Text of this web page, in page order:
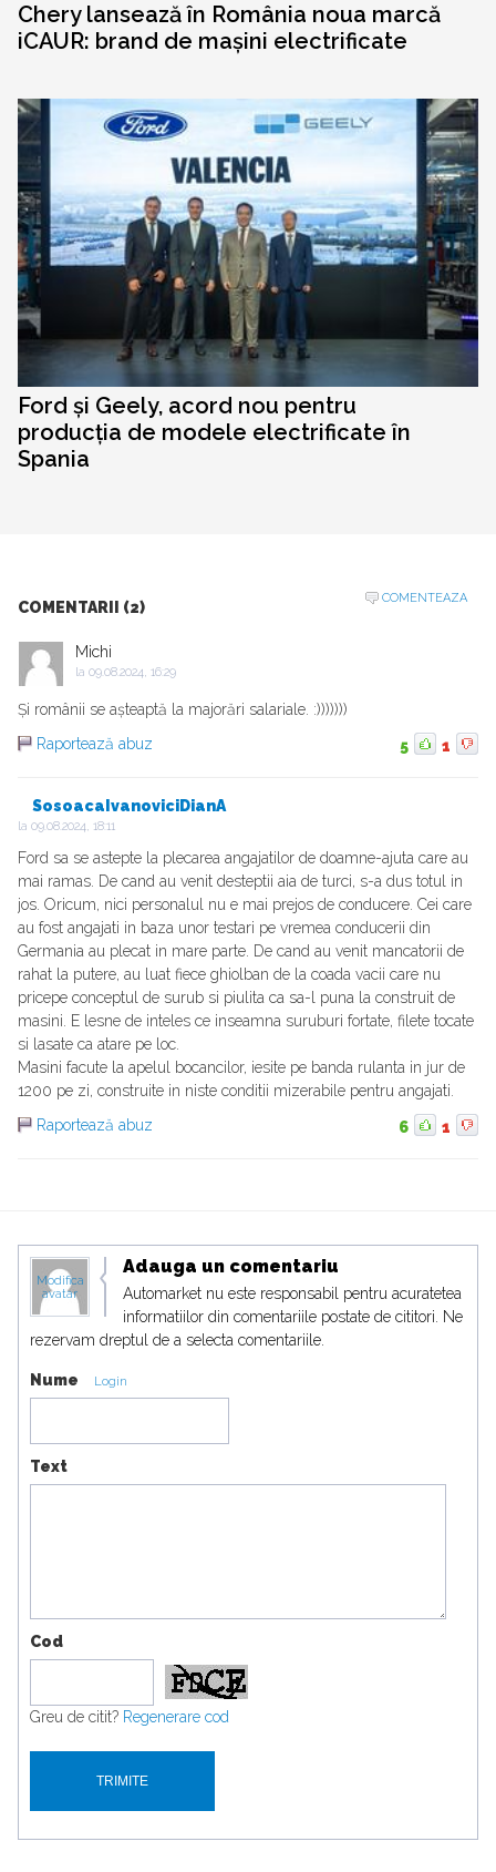
Chery lansează în România noua marcă
iCAUR: brand de mașini electrificate
Ford și Geely, acord nou pentru
producția de modele electrificate în
Spania
COMENTARII (2)
COMENTEAZA
Michi
la 09.08.2024, 16:29
Și românii se așteaptă la majorări salariale. :)))))))
Raportează abuz
5 1
SosoacaIvanoviciDianA
la 09.08.2024, 18:11
Ford sa se astepte la plecarea angajatilor de doamne-ajuta care au
mai ramas. De cand au venit desteptii aia de turci, s-a dus totul in
jos. Oricum, nici personalul nu e mai prejos de conducere. Cei care
au fost angajati in baza unor testari pe vremea conducerii din
Germania au plecat in mare parte. De cand au venit mancatorii de
rahat la putere, au luat fiece ghiolban de la coada vacii care nu
pricepe conceptul de surub si piulita ca sa-l puna la construit de
masini. E lesne de inteles ce inseamna suruburi fortate, filete tocate
si lasate ca atare pe loc.
Masini facute la apelul bocancilor, iesite pe banda rulanta in jur de
1200 pe zi, construite in niste conditii mizerabile pentru angajati.
Raportează abuz
6 1
Modifica
avatar
Adauga un comentariu
Automarket nu este responsabil pentru acuratetea
informatiilor din comentariile postate de cititori. Ne
rezervam dreptul de a selecta comentariile.
Nume Login
Text
Cod
Greu de citit? Regenerare cod